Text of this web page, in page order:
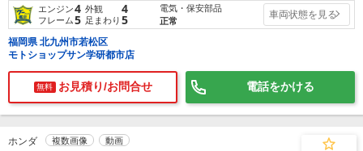
エンジン4 外観 4
フレーム5 足まわり 5
電気・保安部品
正常
車両状態を見る
福岡県 北九州市若松区
モトショップサン学研都市店
無料 お見積り/お問合せ 電話をかける
ホンダ 複数画像 動画